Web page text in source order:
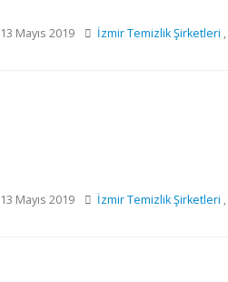
13 Mayıs 2019 İzmir Temizlik Şirketleri ,
13 Mayıs 2019 İzmir Temizlik Şirketleri ,